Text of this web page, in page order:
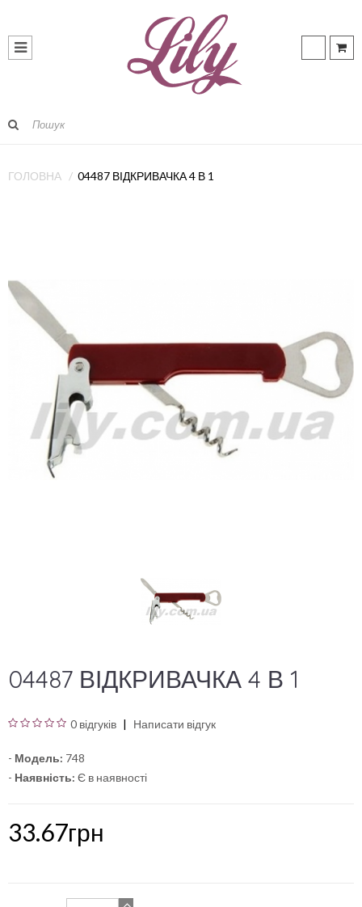
ГОЛОВНА 04487 ВІДКРИВАЧКА 4 В 1
04487 ВІДКРИВАЧКА 4 В 1
0 відгуків Написати відгук
- Модель: 748
- Наявність: Є в наявності
33.67грн